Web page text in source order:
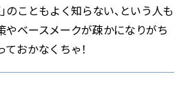
のこともよく知らない、という人も
やベースメークが疎かになりがち
おかなくちゃ！